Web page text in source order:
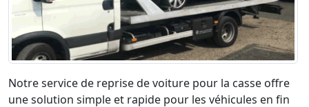
Notre service de reprise de voiture pour la casse offre
une solution simple et rapide pour les véhicules en fin